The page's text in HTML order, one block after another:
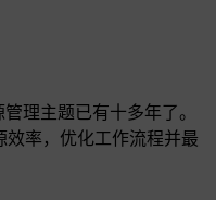
理主题已有十多年了。
率，优化工作流程并最